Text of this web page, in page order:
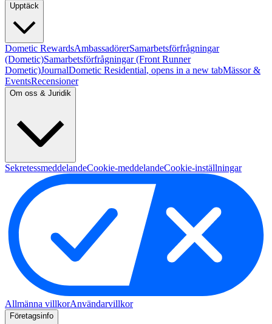
Upptäck
Dometic RewardsAmbassadörerSamarbetsförfrågningar
(Dometic)Samarbetsförfrågningar (Front Runner
Dometic)JournalDometic Residential, opens in a new tabMässor &
EventsRecensioner
Om oss & Juridik
SekretessmeddelandeCookie-meddelandeCookie-inställningar
Allmänna villkorAnvändarvillkor
Företagsinfo